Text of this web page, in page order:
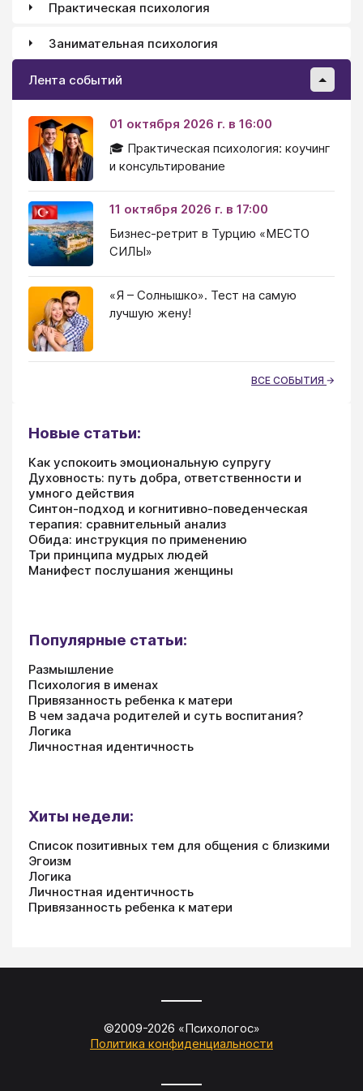
Практическая психология
Занимательная психология
Лента событий
01 октября 2026 г. в 16:00
🎓 Практическая психология: коучинг
и консультирование
11 октября 2026 г. в 17:00
Бизнес-ретрит в Турцию «МЕСТО
СИЛЫ»
«Я – Солнышко». Тест на самую
лучшую жену!
ВСЕ СОБЫТИЯ
Новые статьи:
Как успокоить эмоциональную супругу
Духовность: путь добра, ответственности и
умного действия
Синтон-подход и когнитивно-поведенческая
терапия: сравнительный анализ
Обида: инструкция по применению
Три принципа мудрых людей
Манифест послушания женщины
Популярные статьи:
Размышление
Психология в именах
Привязанность ребенка к матери
В чем задача родителей и суть воспитания?
Логика
Личностная идентичность
Хиты недели:
Список позитивных тем для общения с близкими
Эгоизм
Логика
Личностная идентичность
Привязанность ребенка к матери
©2009-2026 «Психологос»
Политика конфиденциальности